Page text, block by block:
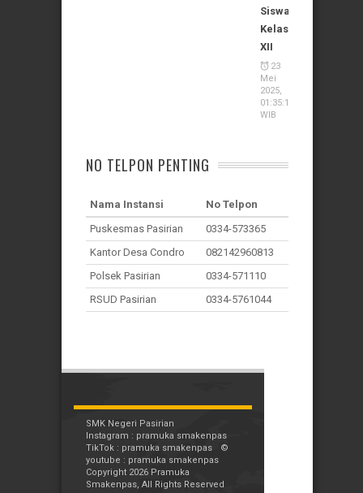
Siswa
Kelas
XII
23
Mei
2025,
01:35:11
WIB
NO TELPON PENTING
Nama Instansi
No Telpon
Puskesmas Pasirian
0334-573365
Kantor Desa Condro
082142960813
Polsek Pasirian
0334-571110
RSUD Pasirian
0334-5761044
SMK Negeri Pasirian
Instagram : pramuka smakenpas
TikTok : pramuka smakenpas
youtube : pramuka smakenpas
©
Copyright 2026 Pramuka
Smakenpas, All Rights Reserved